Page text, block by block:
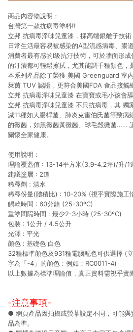
商品內容物說明：
台灣第一款抗病毒塗料!!
立邦 抗病毒淨味兒童漆，採高端銀離子技
日常生活最容易被感染的A型流感病毒、腸
消費者最有感的I級抗汙技術，可於牆面形
的汙漬都可輕鬆擦拭，尤其能調千種顏色，
本系列產品除了榮獲 美國 Greenguard 室
萊茵 TUV 認證，更符合美國FDA 食品接觸
立邦 抗病毒淨味兒童漆 在寶寶或毛小孩會
立邦 抗病毒淨味兒童漆 不只抗病毒，其 獨
滅11種如大腸桿菌、肺炎克雷伯氏菌等致病
的黴菌，如黑黴菌黃黴菌、球毛殼黴菌……
關懷全家健康。
使用說明：
理論覆蓋值 : 13-14平方米(3.9-4.2坪)/升/1
建議塗層 : 2道
稀釋劑 : 清水
稀釋份量(體積比) : 10-20% (視乎實際施工
觸乾時間 : 60分鐘 (25-30ºC)
重塗間隔時間 : 最少2-3小時 (25-30ºC)
包裝 : 1公升 / 4.5公升
光澤 : 平光
顏色 : 基礎色 白色
32種標準顏色及931種電腦配色可供選擇 (
字為「-4」的顏色：例如：RC0011-4)
以上數據為標準理論值，真正資料需視乎實
-注意事項-
● 網頁產品因拍攝或螢幕設定不同，可能
品為準。